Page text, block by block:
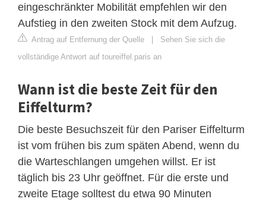
eingeschränkter Mobilität empfehlen wir den
Aufstieg in den zweiten Stock mit dem Aufzug.
Antrag auf Entfernung der Quelle | Sehen Sie sich die
vollständige Antwort auf toureiffel.paris an
Wann ist die beste Zeit für den
Eiffelturm?
Die beste Besuchszeit für den Pariser Eiffelturm
ist vom frühen bis zum späten Abend, wenn du
die Warteschlangen umgehen willst. Er ist
täglich bis 23 Uhr geöffnet. Für die erste und
zweite Etage solltest du etwa 90 Minuten